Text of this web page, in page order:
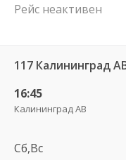
Рейс неактивен
117 Калининград
16:45
Калининград АВ
Сб,Вс